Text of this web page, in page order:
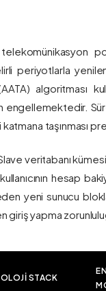
periyotlarla
algoritması
engellemektedir.
taşınması
veritabanı
hesap
yeni sunucu
giriş yapma
STACK